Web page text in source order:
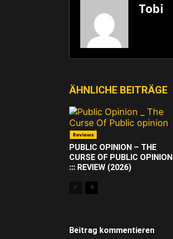
Tobi
ÄHNLICHE BEITRÄGE
Reviews
PUBLIC OPINION – THE
CURSE OF PUBLIC OPINION
::: REVIEW (2026)
Beitrag kommentieren